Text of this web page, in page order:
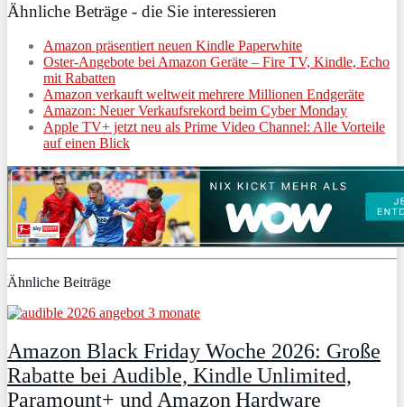
Ähnliche Beträge - die Sie interessieren
Amazon präsentiert neuen Kindle Paperwhite
Oster-Angebote bei Amazon Geräte – Fire TV, Kindle, Echo
mit Rabatten
Amazon verkauft weltweit mehrere Millionen Endgeräte
Amazon: Neuer Verkaufsrekord beim Cyber Monday
Apple TV+ jetzt neu als Prime Video Channel: Alle Vorteile
auf einen Blick
Ähnliche Beiträge
Amazon Black Friday Woche 2026: Große
Rabatte bei Audible, Kindle Unlimited,
Paramount+ und Amazon Hardware